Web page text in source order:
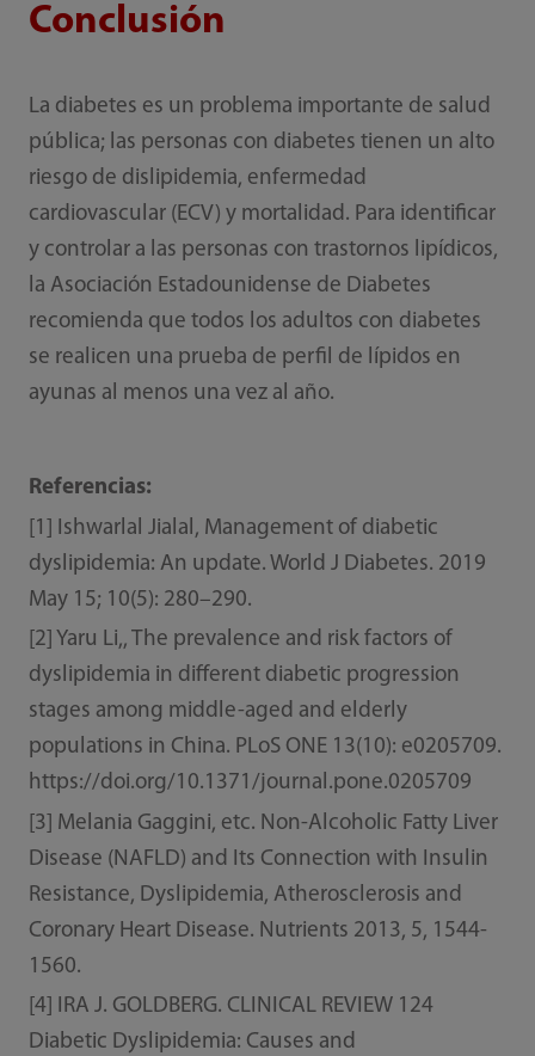
Conclusión
La diabetes es un problema importante de salud
pública; las personas con diabetes tienen un alto
riesgo de dislipidemia, enfermedad
cardiovascular (ECV) y mortalidad. Para identificar
y controlar a las personas con trastornos lipídicos,
la Asociación Estadounidense de Diabetes
recomienda que todos los adultos con diabetes
se realicen una prueba de perfil de lípidos en
ayunas al menos una vez al año.
Referencias:
[1] Ishwarlal Jialal, Management of diabetic
dyslipidemia: An update. World J Diabetes. 2019
May 15; 10(5): 280–290.
[2] Yaru Li,, The prevalence and risk factors of
dyslipidemia in different diabetic progression
stages among middle-aged and elderly
populations in China. PLoS ONE 13(10): e0205709.
https://doi.org/10.1371/journal.pone.0205709
[3] Melania Gaggini, etc. Non-Alcoholic Fatty Liver
Disease (NAFLD) and Its Connection with Insulin
Resistance, Dyslipidemia, Atherosclerosis and
Coronary Heart Disease. Nutrients 2013, 5, 1544-
1560.
[4] IRA J. GOLDBERG. CLINICAL REVIEW 124
Diabetic Dyslipidemia: Causes and